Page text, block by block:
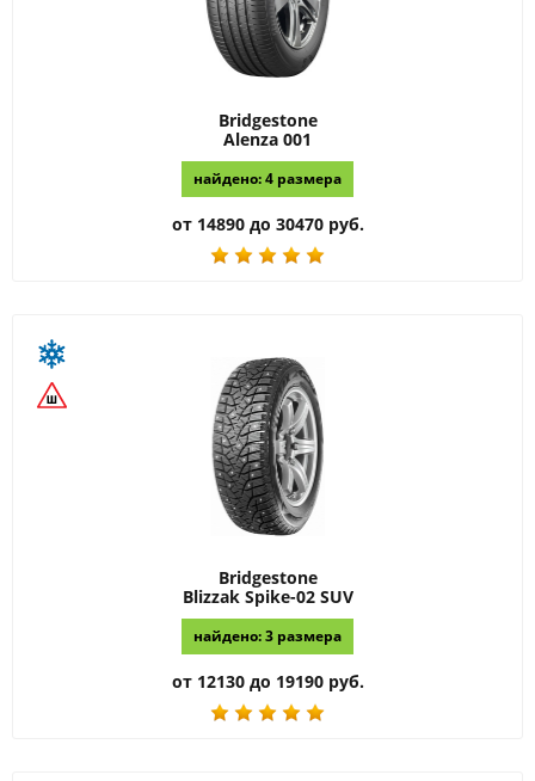
Bridgestone
Alenza 001
найдено: 4 размера
от 14890 до 30470 руб.
Bridgestone
Blizzak Spike-02 SUV
найдено: 3 размера
от 12130 до 19190 руб.